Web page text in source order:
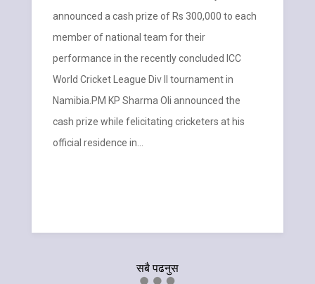
announced a cash prize of Rs 300,000 to each
member of national team for their
performance in the recently concluded ICC
World Cricket League Div II tournament in
Namibia.PM KP Sharma Oli announced the
cash prize while felicitating cricketers at his
official residence in…
सबै पढनुस